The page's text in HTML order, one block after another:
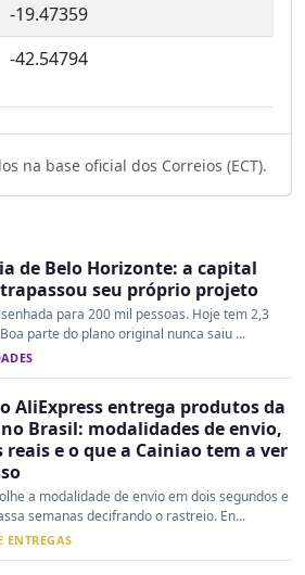
-19.47359
-42.54794
na base oficial dos Correios (ECT).
de Belo Horizonte: a capital
seu próprio projeto
para 200 mil pessoas. Hoje tem 2,3
parte do plano original nunca saiu ...
AliExpress entrega produtos da
Brasil: modalidades de envio,
reais e o que a Cainiao tem a ver
a modalidade de envio em dois segundos e
semanas decifrando o rastreio. En...
ENTREGAS